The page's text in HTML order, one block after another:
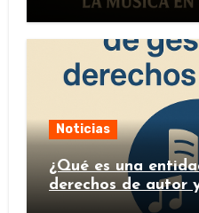
Noticias
¿Qué es una
derechos de autor
importante?